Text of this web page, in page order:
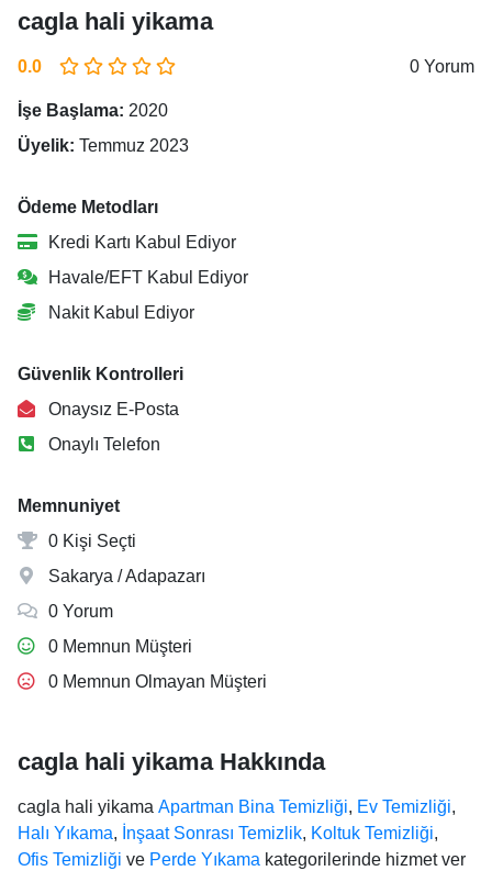
cagla hali yikama
0.0 0 Yorum
İşe Başlama: 2020
Üyelik: Temmuz 2023
Ödeme Metodları
Kredi Kartı Kabul Ediyor
Havale/EFT Kabul Ediyor
Nakit Kabul Ediyor
Güvenlik Kontrolleri
Onaysız E-Posta
Onaylı Telefon
Memnuniyet
0 Kişi Seçti
Sakarya / Adapazarı
0 Yorum
0 Memnun Müşteri
0 Memnun Olmayan Müşteri
cagla hali yikama Hakkında
cagla hali yikama Apartman Bina Temizliği, Ev Temizliği,
Halı Yıkama, İnşaat Sonrası Temizlik, Koltuk Temizliği,
Ofis Temizliği ve Perde Yıkama kategorilerinde hizmet ver